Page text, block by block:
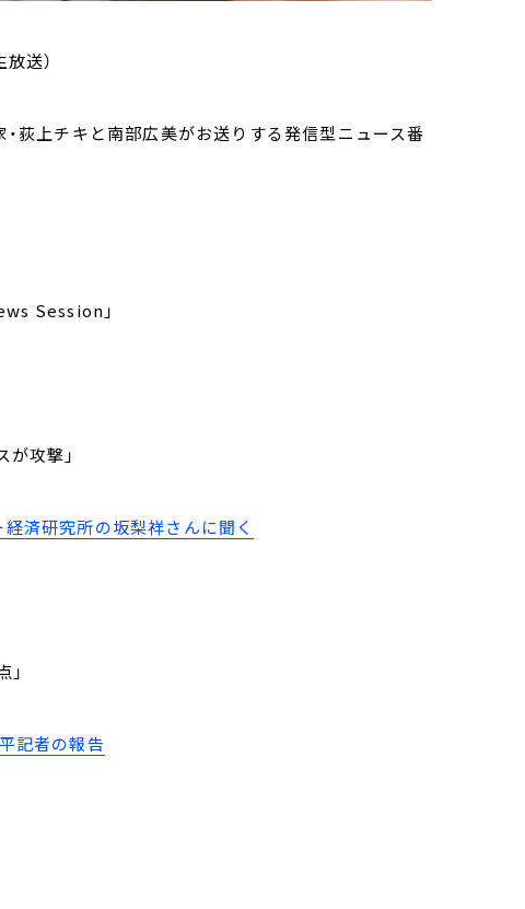
送）
・荻上チキと南部広美がお送りする発信型ニュース番
Session」
攻撃」
済研究所の坂梨祥さんに聞く
記者の報告